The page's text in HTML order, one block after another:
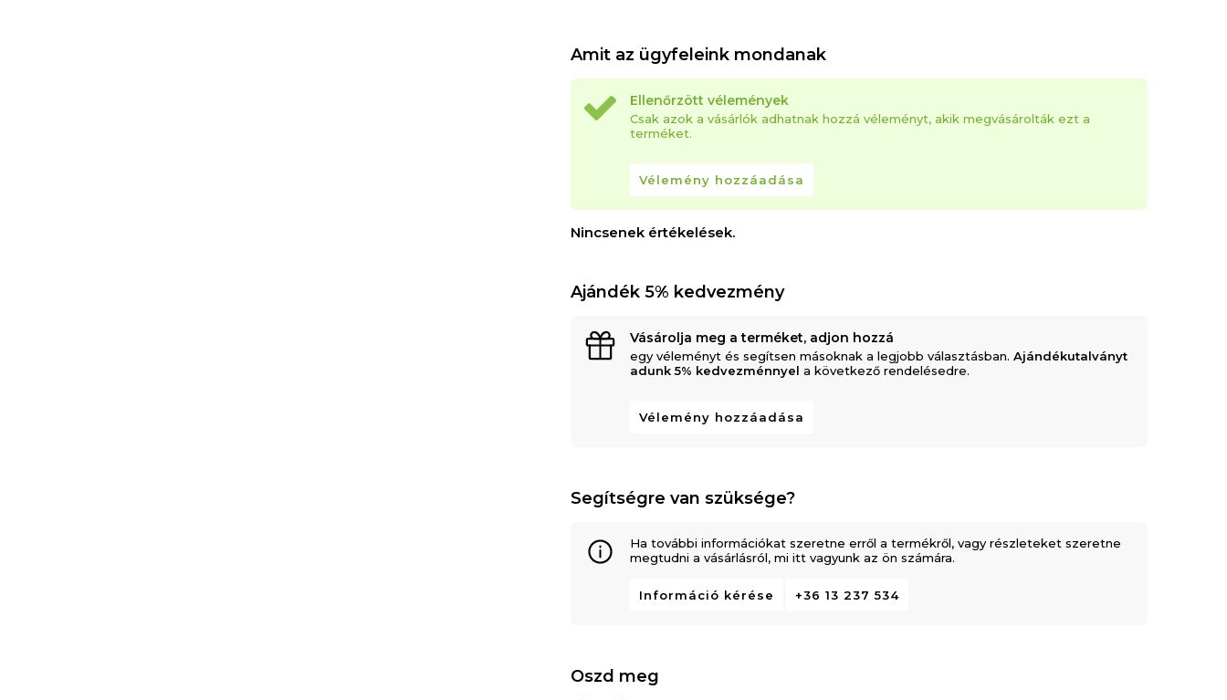
Amit az ügyfeleink mondanak
Ellenőrzött vélemények
Csak azok a vásárlók adhatnak hozzá véleményt, akik megvásárolták ezt a
terméket.
Vélemény hozzáadása
Nincsenek értékelések.
Ajándék 5% kedvezmény
Vásárolja meg a terméket, adjon hozzá
egy véleményt és segítsen másoknak a legjobb választásban.Ajándékutalványt
adunk 5% kedvezménnyel a következő rendelésedre.
Vélemény hozzáadása
Segítségre van szüksége?
Ha további információkat szeretne erről a termékről, vagy részleteket szeretne
megtudni a vásárlásról, mi itt vagyunk az ön számára.
Információ kérése +36 13 237 534
Oszd meg